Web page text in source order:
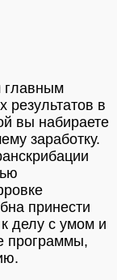
главным
в
вы набираете
заработку.
принести
делу с умом и
программы,